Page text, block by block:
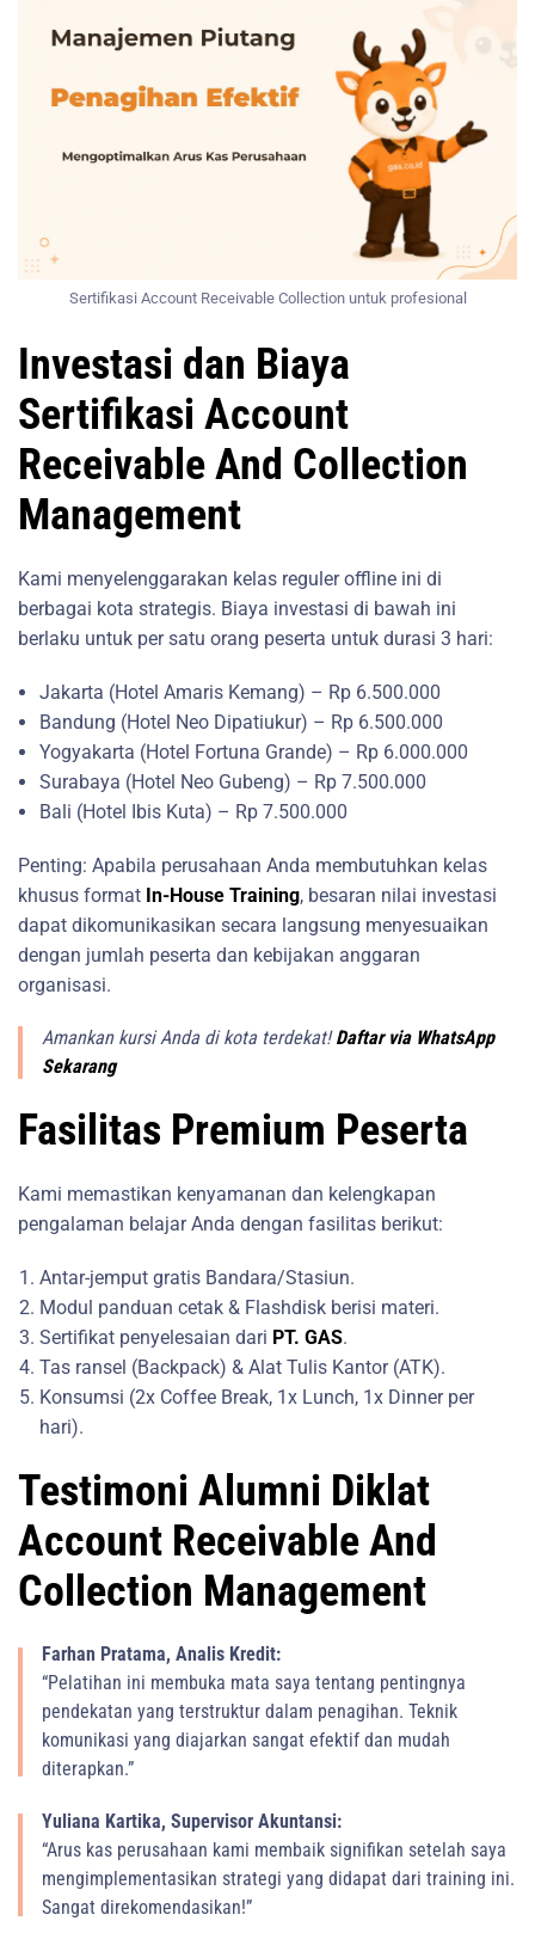
Sertifikasi Account Receivable Collection untuk profesional
Investasi dan Biaya
Sertifikasi Account
Receivable And Collection
Management
Kami menyelenggarakan kelas reguler offline ini di
berbagai kota strategis. Biaya investasi di bawah ini
berlaku untuk per satu orang peserta untuk durasi 3 hari:
Jakarta (Hotel Amaris Kemang) – Rp 6.500.000
Bandung (Hotel Neo Dipatiukur) – Rp 6.500.000
Yogyakarta (Hotel Fortuna Grande) – Rp 6.000.000
Surabaya (Hotel Neo Gubeng) – Rp 7.500.000
Bali (Hotel Ibis Kuta) – Rp 7.500.000
Penting: Apabila perusahaan Anda membutuhkan kelas
khusus format In-House Training, besaran nilai investasi
dapat dikomunikasikan secara langsung menyesuaikan
dengan jumlah peserta dan kebijakan anggaran
organisasi.
Amankan kursi Anda di kota terdekat!Daftar via WhatsApp
Sekarang
Fasilitas Premium Peserta
Kami memastikan kenyamanan dan kelengkapan
pengalaman belajar Anda dengan fasilitas berikut:
Antar-jemput gratis Bandara/Stasiun.
Modul panduan cetak & Flashdisk berisi materi.
Sertifikat penyelesaian dari PT. GAS.
Tas ransel (Backpack) & Alat Tulis Kantor (ATK).
Konsumsi (2x Coffee Break, 1x Lunch, 1x Dinner per
hari).
Testimoni Alumni Diklat
Account Receivable And
Collection Management
Farhan Pratama, Analis Kredit:
“Pelatihan ini membuka mata saya tentang pentingnya
pendekatan yang terstruktur dalam penagihan. Teknik
komunikasi yang diajarkan sangat efektif dan mudah
diterapkan.”
Yuliana Kartika, Supervisor Akuntansi:
“Arus kas perusahaan kami membaik signifikan setelah saya
mengimplementasikan strategi yang didapat dari training ini.
Sangat direkomendasikan!”